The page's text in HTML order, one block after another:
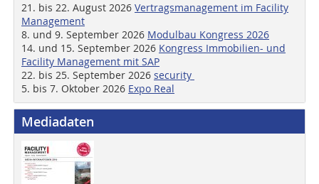
21. bis 22. August 2026 Vertragsmanagement im Facility
Management
8. und 9. September 2026 Modulbau Kongress 2026
14. und 15. September 2026 Kongress Immobilien- und
Facility Management mit SAP
22. bis 25. September 2026 security
5. bis 7. Oktober 2026 Expo Real
Mediadaten